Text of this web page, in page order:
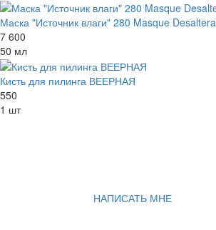
Маска "Источник влаги" 280 Masque
7 600
50 мл
Кисть для пилинга ВЕЕРНАЯ
550
1 шт
НАПИСАТЬ МНЕ